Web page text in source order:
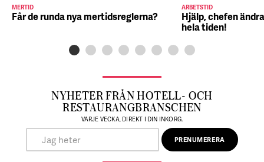
MERTID
Får de runda nya mertidsreglerna?
ARBETSTID
Hjälp, chefen
hela tiden!
NYHETER FRÅN HOTELL- OCH
RESTAURANGBRANSCHEN
VARJE VECKA, DIREKT I DIN INKORG.